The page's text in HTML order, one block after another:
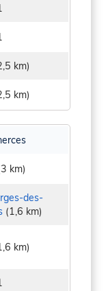
km)
km)
km)
des-
(1,6 km)
km)